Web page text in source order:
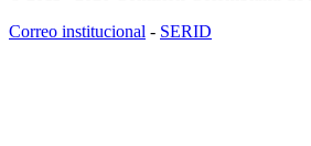
Correo institucional - SERID